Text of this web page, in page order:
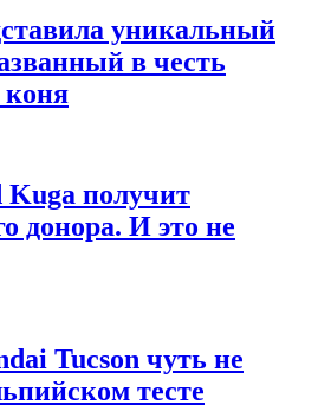
уникальный
в честь
коня
получит
донора. И это не
Tucson чуть не
тесте